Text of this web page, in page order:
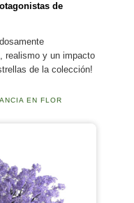
de
realismo y un impacto
de la colección!
EN FLOR